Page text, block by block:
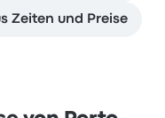
Zeiten und Preise